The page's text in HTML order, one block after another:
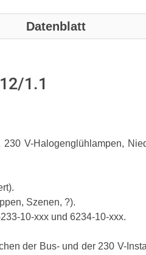
Datenblatt
1.1
V-Halogenglühlampen,
Szenen, ?).
10-xxx und 6234-10-xxx.
der Bus- und der 230 V-